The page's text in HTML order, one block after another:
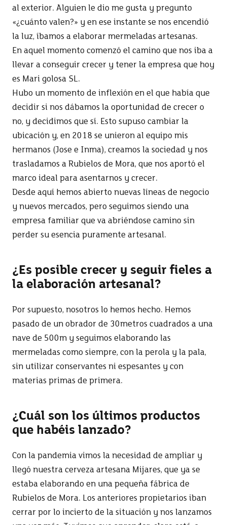
al exterior. Alguien le dio me gusta y pregunto
«¿cuánto valen?» y en ese instante se nos encendió
la luz, íbamos a elaborar mermeladas artesanas.
En aquel momento comenzó el camino que nos iba a
llevar a conseguir crecer y tener la empresa que hoy
es Mari golosa SL.
Hubo un momento de inflexión en el que había que
decidir si nos dábamos la oportunidad de crecer o
no, y decidimos que sí. Esto supuso cambiar la
ubicación y, en 2018 se unieron al equipo mis
hermanos (Jose e Inma), creamos la sociedad y nos
trasladamos a Rubielos de Mora, que nos aportó el
marco ideal para asentarnos y crecer.
Desde aquí hemos abierto nuevas líneas de negocio
y nuevos mercados, pero seguimos siendo una
empresa familiar que va abriéndose camino sin
perder su esencia puramente artesanal.
¿Es posible crecer y seguir fieles a
la elaboración artesanal?
Por supuesto, nosotros lo hemos hecho. Hemos
pasado de un obrador de 30metros cuadrados a una
nave de 500m y seguimos elaborando las
mermeladas como siempre, con la perola y la pala,
sin utilizar conservantes ni espesantes y con
materias primas de primera.
¿Cuál son los últimos productos
que habéis lanzado?
Con la pandemia vimos la necesidad de ampliar y
llegó nuestra cerveza artesana Mijares, que ya se
estaba elaborando en una pequeña fábrica de
Rubielos de Mora. Los anteriores propietarios iban
cerrar por lo incierto de la situación y nos lanzamos